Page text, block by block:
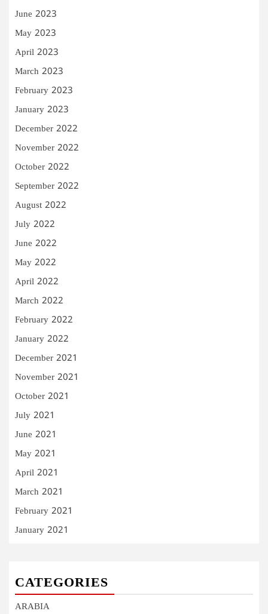
June 2023
May 2023
April 2023
March 2023
February 2023
January 2023
December 2022
November 2022
October 2022
September 2022
August 2022
July 2022
June 2022
May 2022
April 2022
March 2022
February 2022
January 2022
December 2021
November 2021
October 2021
July 2021
June 2021
May 2021
April 2021
March 2021
February 2021
January 2021
CATEGORIES
ARABIA